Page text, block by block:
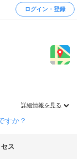
ログイン・登録
詳細情報を見る
すか？
ス